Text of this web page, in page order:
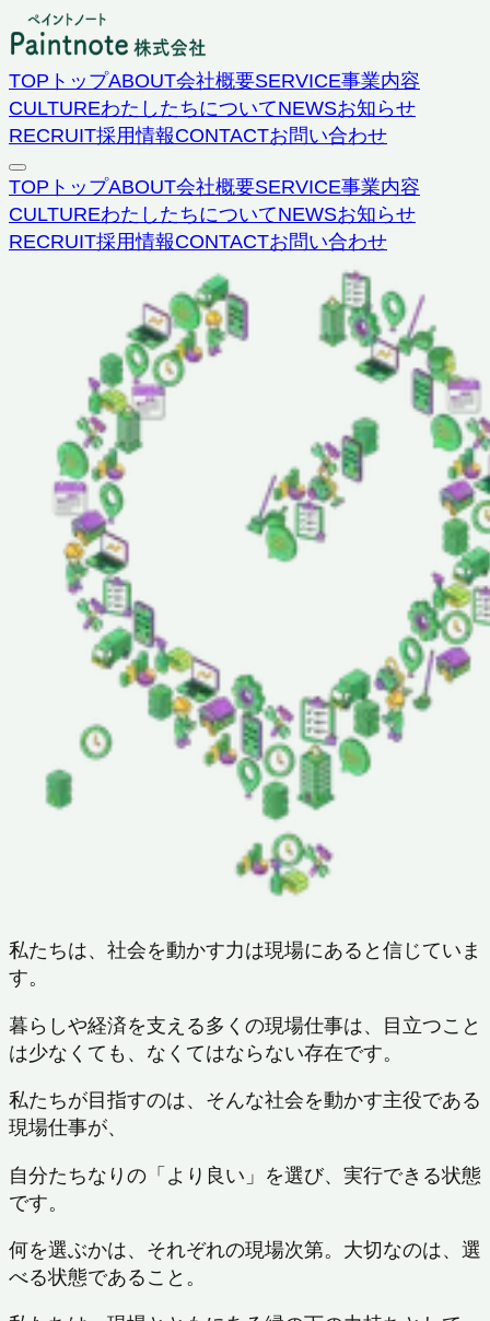
TOP トップABOUT会社概要SERVICE事業内容
CULTUREわたしたちについてNEWSお知らせ
RECRUIT採用情報CONTACTお問い合わせ
TOP トップABOUT会社概要SERVICE事業内容
CULTUREわたしたちについてNEWSお知らせ
RECRUIT採用情報CONTACTお問い合わせ
私たちは、 社会を動かす力は現場にあると信じていま
す。
暮らしや経済を支える多くの現場仕事は、目立つこと
は少なくても、なくてはならない存在です。
私たちが目指すのは、そんな社会を動かす主役である
現場仕事が、
自分たちなりの「より良い」を選び、実行できる状態
です。
何を選ぶかは、それぞれの現場次第。大切なのは、選
べる状態であること。